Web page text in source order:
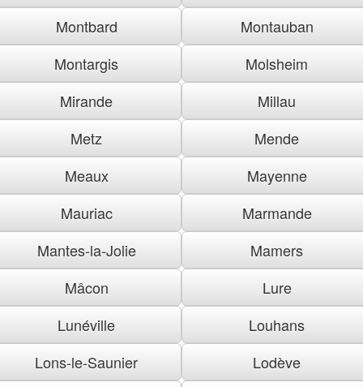
Montbard
Montauban
Montargis
Molsheim
Mirande
Millau
Metz
Mende
Meaux
Mayenne
Mauriac
Marmande
Mantes-la-Jolie
Mamers
Mâcon
Lure
Lunéville
Louhans
Lons-le-Saunier
Lodève